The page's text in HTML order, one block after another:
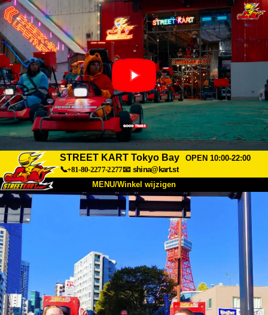
STREET KART Tokyo Bay
OPEN 10:00-22:00
📞+81-80-2277-2277📧 shina@kart.st
MENU/Winkel wijzigen
TOP
Boekingen
Winkel wijzigen
Tokyo Shinagawa Tokyo Akihabara#1